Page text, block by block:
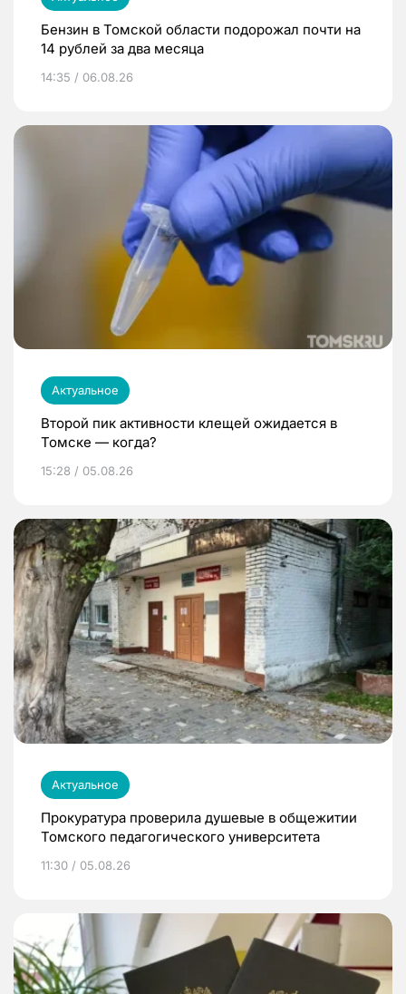
Бензин в Томской области подорожал почти на
14 рублей за два месяца
14:35 / 06.08.26
Актуальное
Второй пик активности клещей ожидается в
Томске — когда?
15:28 / 05.08.26
Актуальное
Прокуратура проверила душевые в общежитии
Томского педагогического университета
11:30 / 05.08.26